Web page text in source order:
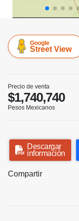
Google
Street View
Precio de venta
$1,740,740
Pesos Mexicanos
Descargar
información
Compartir